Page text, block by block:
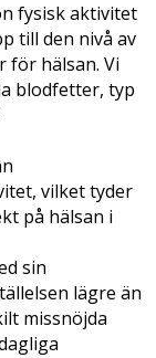
fysisk aktivitet
till den nivå av
för hälsan. Vi
blodfetter, typ
vilket tyder
på hälsan i
sin
lägre än
missnöjda